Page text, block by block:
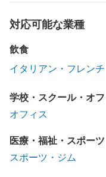
対応可能な業種
飲食
イタリアン・フレンチ
学校・スクール・オ
オフィス
医療・福祉・スポーツ
スポーツ・ジム